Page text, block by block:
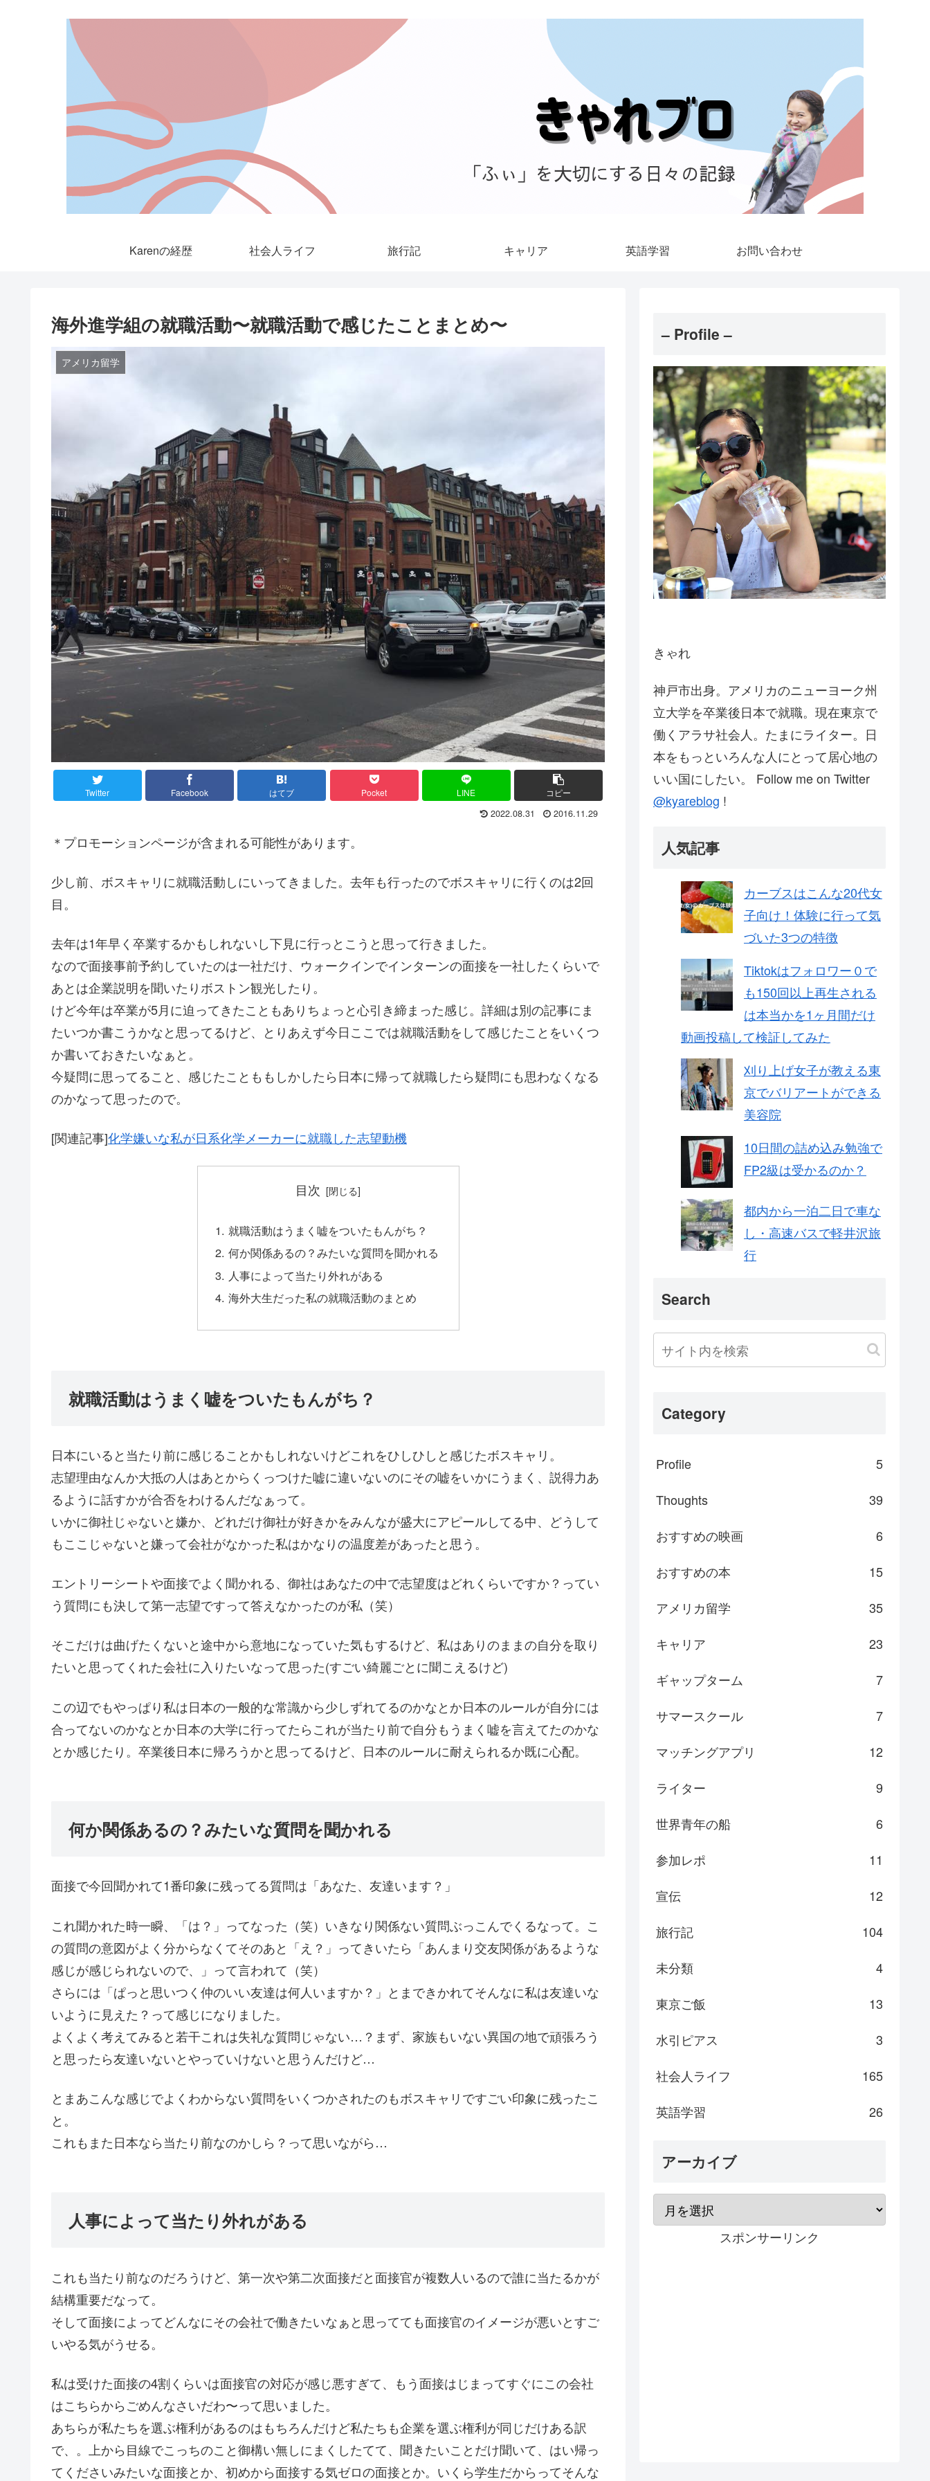
Karenの経歴 社会人ライフ 旅行記 キャリア 英語学習 お問い合わせ
海外進学組の就職活動〜就職活動で感じたことまとめ〜
アメリカ留学
Twitter Facebook はてブ Pocket LINE コピー
2022.08.31 2016.11.29
＊プロモーションページが含まれる可能性があります。
少し前、ボスキャリに就職活動しにいってきました。去年も行ったのでボスキャリに行くのは2回
目。
去年は1年早く卒業するかもしれないし下見に行っとこうと思って行きました。
なので面接事前予約していたのは一社だけ、ウォークインでインターンの面接を一社したくらいで
あとは企業説明を聞いたりボストン観光したり。
けど今年は卒業が5月に迫ってきたこともありちょっと心引き締まった感じ。詳細は別の記事にま
たいつか書こうかなと思ってるけど、とりあえず今日ここでは就職活動をして感じたことをいくつ
か書いておきたいなぁと。
今疑問に思ってること、感じたことももしかしたら日本に帰って就職したら疑問にも思わなくなる
のかなって思ったので。
[関連記事]化学嫌いな私が日系化学メーカーに就職した志望動機
目次
就職活動はうまく嘘をついたもんがち？
何か関係あるの？みたいな質問を聞かれる
人事によって当たり外れがある
海外大生だった私の就職活動のまとめ
就職活動はうまく嘘をついたもんがち？
日本にいると当たり前に感じることかもしれないけどこれをひしひしと感じたボスキャリ。
志望理由なんか大抵の人はあとからくっつけた嘘に違いないのにその嘘をいかにうまく、説得力あ
るように話すかが合否をわけるんだなぁって。
いかに御社じゃないと嫌か、どれだけ御社が好きかをみんなが盛大にアピールしてる中、どうして
もここじゃないと嫌って会社がなかった私はかなりの温度差があったと思う。
エントリーシートや面接でよく聞かれる、御社はあなたの中で志望度はどれくらいですか？ってい
う質問にも決して第一志望ですって答えなかったのが私（笑）
そこだけは曲げたくないと途中から意地になっていた気もするけど、私はありのままの自分を取り
たいと思ってくれた会社に入りたいなって思った(すごい綺麗ごとに聞こえるけど)
この辺でもやっぱり私は日本の一般的な常識から少しずれてるのかなとか日本のルールが自分には
合ってないのかなとか日本の大学に行ってたらこれが当たり前で自分もうまく嘘を言えてたのかな
とか感じたり。卒業後日本に帰ろうかと思ってるけど、日本のルールに耐えられるか既に心配。
何か関係あるの？みたいな質問を聞かれる
面接で今回聞かれて1番印象に残ってる質問は「あなた、友達います？」
これ聞かれた時一瞬、「は？」ってなった（笑）いきなり関係ない質問ぶっこんでくるなって。こ
の質問の意図がよく分からなくてそのあと「え？」ってきいたら「あんまり交友関係があるような
感じが感じられないので、」って言われて（笑）
さらには「ぱっと思いつく仲のいい友達は何人いますか？」とまできかれてそんなに私は友達いな
いように見えた？って感じになりました。
よくよく考えてみると若干これは失礼な質問じゃない…？まず、家族もいない異国の地で頑張ろう
と思ったら友達いないとやっていけないと思うんだけど…
とまあこんな感じでよくわからない質問をいくつかされたのもボスキャリですごい印象に残ったこ
と。
これもまた日本なら当たり前なのかしら？って思いながら…
人事によって当たり外れがある
これも当たり前なのだろうけど、第一次や第二次面接だと面接官が複数人いるので誰に当たるかが
結構重要だなって。
そして面接によってどんなにその会社で働きたいなぁと思ってても面接官のイメージが悪いとすご
いやる気がうせる。
私は受けた面接の4割くらいは面接官の対応が感じ悪すぎて、もう面接はじまってすぐにこの会社
はこちらからごめんなさいだわ〜って思いました。
あちらが私たちを選ぶ権利があるのはもちろんだけど私たちも企業を選ぶ権利が同じだけある訳
で、。上から目線でこっちのこと御構い無しにまくしたてて、聞きたいことだけ聞いて、はい帰っ
てくださいみたいな面接とか、初めから面接する気ゼロの面接とか。いくら学生だからってそんな
– Profile –
きゃれ
神戸市出身。アメリカのニューヨーク州
立大学を卒業後日本で就職。現在東京で
働くアラサ社会人。たまにライター。日
本をもっといろんな人にとって居心地の
いい国にしたい。 Follow me on Twitter
@kyareblog !
人気記事
カーブスはこんな20代女
子向け！体験に行って気
づいた3つの特徴
Tiktokはフォロワー０で
も150回以上再生される
は本当かを1ヶ月間だけ
動画投稿して検証してみた
刈り上げ女子が教える東
京でバリアートができる
美容院
10日間の詰め込み勉強で
FP2級は受かるのか？
都内から一泊二日で車な
し・高速バスで軽井沢旅
行
Search
Category
Profile
5
Thoughts
39
おすすめの映画
6
おすすめの本
15
アメリカ留学
35
キャリア
23
ギャップターム
7
サマースクール
7
マッチングアプリ
12
ライター
9
世界青年の船
6
参加レポ
11
宣伝
12
旅行記
104
未分類
4
東京ご飯
13
水引ピアス
3
社会人ライフ
165
英語学習
26
アーカイブ
スポンサーリンク